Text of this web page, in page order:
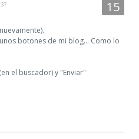
botones de mi blog... Como lo
el buscador) y "Enviar"